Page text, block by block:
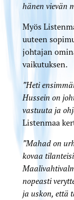
hänen vievän
Myös
uuteen
johtajan
vaikutuksen.
”Heti
Hussein on
vastuuta ja
Listenmaa
”Mahad on
kovaa
nopeasti
ja uskon, että